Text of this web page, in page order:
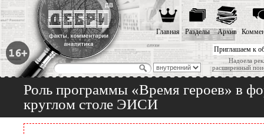
Приглашаем к
Надоела
расширенный
Главная Разделы Архив
Роль программы «Время героев» в
круглом столе ЭИСИ